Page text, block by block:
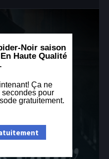
Noir saison
Haute Qualité
Ça ne
secondes pour
gratuitement.